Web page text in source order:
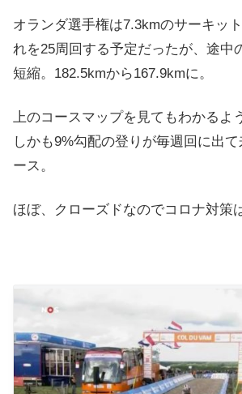
オランダ選手権は7.3kmのサーキッ
れを25周回する予定だったが、途中
短縮。182.5kmから167.9kmに。
上のコースマップを見てもわかるよ
しかも9%勾配の登りが毎週回に出
ース。
ほぼ、クローズドなのでコロナ対策